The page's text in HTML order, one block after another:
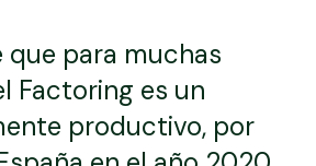
que para muchas
Factoring es un
productivo, por